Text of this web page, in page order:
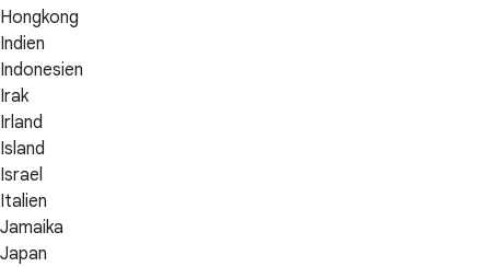
Hongkong
Indien
Indonesien
Irak
Irland
Island
Israel
Italien
Jamaika
Japan